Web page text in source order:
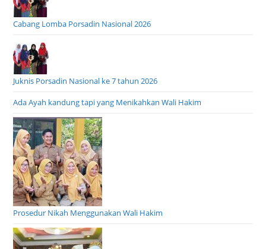
Cabang Lomba Porsadin Nasional 2026
Juknis Porsadin Nasional ke 7 tahun 2026
Ada Ayah kandung tapi yang Menikahkan Wali Hakim
Prosedur Nikah Menggunakan Wali Hakim